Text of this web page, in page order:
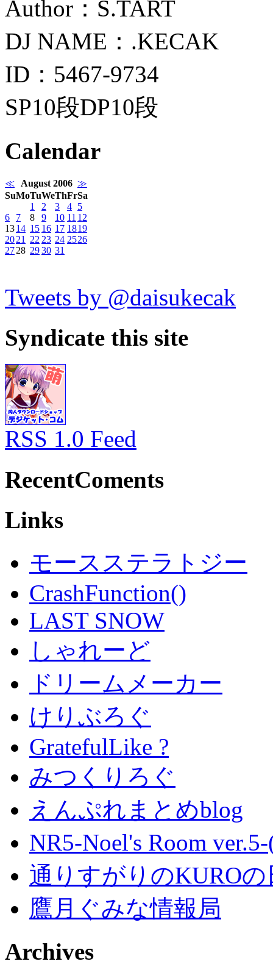
Author：S.TART
DJ NAME：.KECAK
ID：5467-9734
SP10段DP10段
Calendar
≪ August 2006 ≫
SuMoTuWeThFrSa
1
2 3 4 5
6
7 8 9 10 11 12
1314 15 16 17 1819
2021 22 23 24 2526
2728 2930 31
Tweets by @daisukecak
Syndicate this site
RSS 1.0 Feed
RecentComents
Links
モースステラトジー
CrashFunction()
LAST SNOW
しゃれーど
ドリームメーカー
けりぶろぐ
GratefulLike ?
みつくりろぐ
えんぷれまとめblog
NR5-Noel's Room
通りすがりのKURO
鷹月ぐみな情報局
Archives